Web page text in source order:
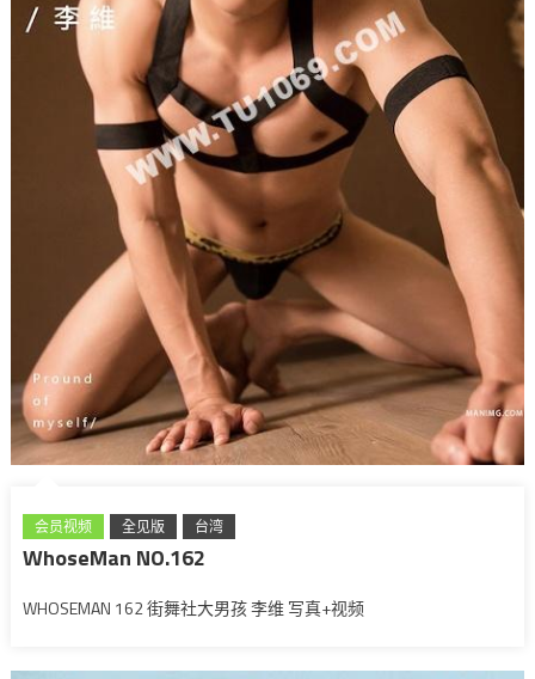
会员视频 全见版 台湾
WhoseMan NO.162
WHOSEMAN 162 街舞社大男孩 李维 写真+视频